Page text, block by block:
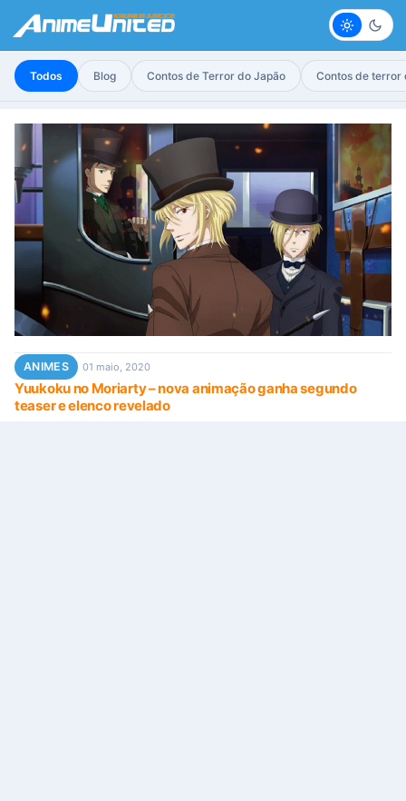
Claro
Todos Blog Contos de Terror do Japão Contos de terror
ANIMES 01 maio, 2020
Yuukoku no Moriarty – nova animação ganha segundo
teaser e elenco revelado